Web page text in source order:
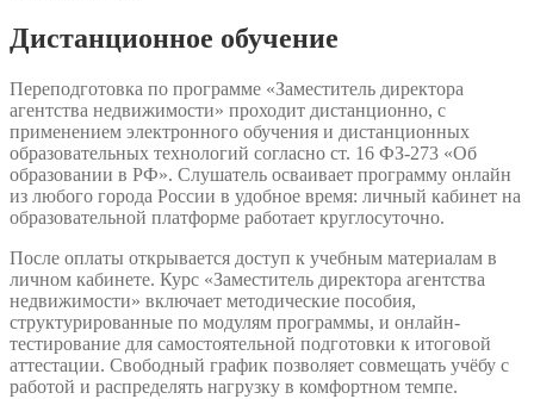
Дистанционное обучение
Переподготовка по программе «Заместитель директора
агентства недвижимости» проходит дистанционно, с
применением электронного обучения и дистанционных
образовательных технологий согласно ст. 16 ФЗ-273 «Об
образовании в РФ». Слушатель осваивает программу онлайн
из любого города России в удобное время: личный кабинет на
образовательной платформе работает круглосуточно.
После оплаты открывается доступ к учебным материалам в
личном кабинете. Курс «Заместитель директора агентства
недвижимости» включает методические пособия,
структурированные по модулям программы, и онлайн-
тестирование для самостоятельной подготовки к итоговой
аттестации. Свободный график позволяет совмещать учёбу с
работой и распределять нагрузку в комфортном темпе.